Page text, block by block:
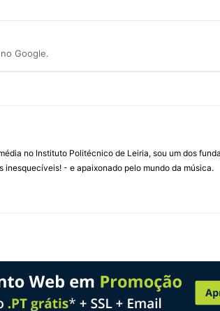
Google.
no Instituto Politécnico de Leiria, sou um dos
- e apaixonado pelo mundo da música.